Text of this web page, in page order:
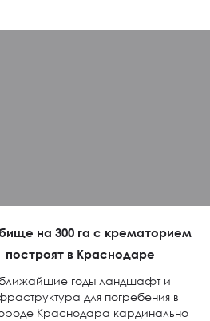
на 300 га с крематорием
построят в Краснодаре
годы ландшафт и
для погребения в
Краснодара кардинально